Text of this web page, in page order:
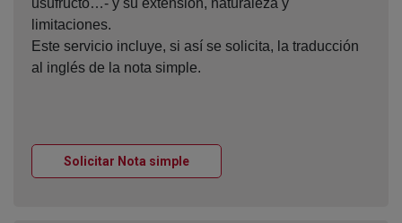
limitaciones.
Este servicio incluye, si así se solicita, la traducción
al inglés de la nota simple.
Solicitar Nota simpleVentana nueva